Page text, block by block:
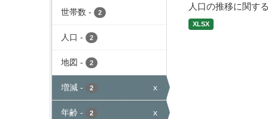
世帯数 - 2
人口 - 2
地図 - 2
増減 - 2 x
年齢 - 2 x
人口の推移に関す
XLSX